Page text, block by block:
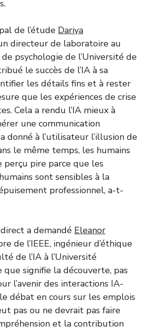
de l’étude Dariya
directeur de laboratoire au
psychologie de l’Université de
le succès de l’IA à sa
les détails fins et à rester
que les expériences de crise
Cela a rendu l’IA mieux à
une communication
donné à l’utilisateur l’illusion de
le même temps, les humains
pire parce que les
sont sensibles à la
professionnel, a-t-
a demandé Eleanor
de l’IEEE, ingénieur d’éthique
de l’IA à l’Université
que signifie la découverte, pas
l’avenir des interactions IA-
débat en cours sur les emplois
pas ou ne devrait pas faire
et la contribution